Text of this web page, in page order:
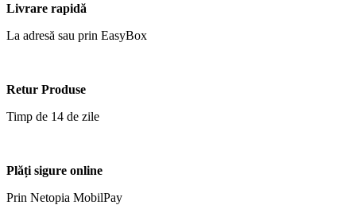
Livrare rapidă
La adresă sau prin EasyBox
Retur Produse
Timp de 14 de zile
Plăți sigure online
Prin Netopia MobilPay